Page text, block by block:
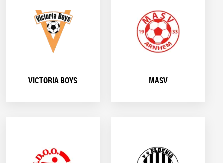
VICTORIA BOYS MASV